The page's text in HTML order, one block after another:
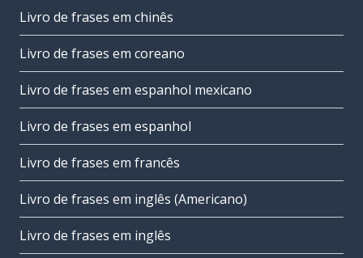
Livro de frases em chinês
Livro de frases em coreano
Livro de frases em espanhol mexicano
Livro de frases em espanhol
Livro de frases em francês
Livro de frases em inglês (Americano)
Livro de frases em inglês